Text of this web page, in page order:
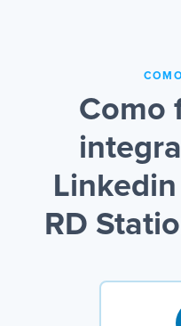
Como
RD